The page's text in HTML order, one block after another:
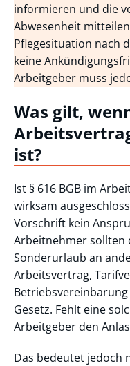
informieren und die
Abwesenheit
Pflegesituation nach
keine
Arbeitgeber muss
Was gilt,
ist?
Ist § 616 BGB im
wirksam
Vorschrift kein
Arbeitnehmer sollten
Sonderurlaub an
Arbeitsvertrag,
Gesetz. Fehlt eine
Arbeitgeber den
Das bedeutet jedoch